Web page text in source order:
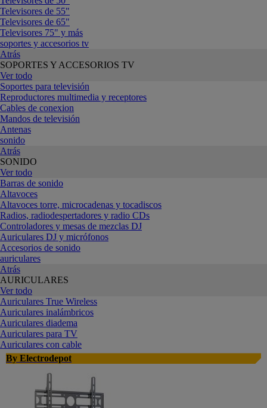
Televisores de 55"
Televisores de 65"
Televisores 75" y más
soportes y accesorios tv
Atrás
SOPORTES Y ACCESORIOS TV
Ver todo
Soportes para televisión
Reproductores multimedia y receptores
Cables de conexion
Mandos de televisión
Antenas
sonido
Atrás
SONIDO
Ver todo
Barras de sonido
Altavoces
Altavoces torre, microcadenas y tocadiscos
Radios, radiodespertadores y radio CDs
Controladores y mesas de mezclas DJ
Auriculares DJ y micrófonos
Accesorios de sonido
auriculares
Atrás
AURICULARES
Ver todo
Auriculares True Wireless
Auriculares inalámbricos
Auriculares diadema
Auriculares para TV
Auriculares con cable
By Electrodepot